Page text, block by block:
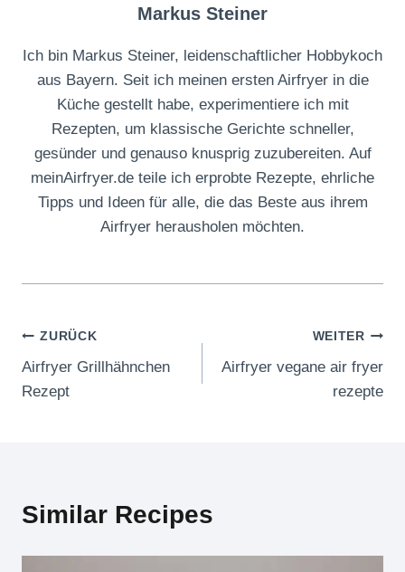
Markus Steiner
Ich bin Markus Steiner, leidenschaftlicher Hobbykoch
aus Bayern. Seit ich meinen ersten Airfryer in die
Küche gestellt habe, experimentiere ich mit
Rezepten, um klassische Gerichte schneller,
gesünder und genauso knusprig zuzubereiten. Auf
meinAirfryer.de teile ich erprobte Rezepte, ehrliche
Tipps und Ideen für alle, die das Beste aus ihrem
Airfryer herausholen möchten.
Beitragsnavigation
ZURÜCK
Airfryer Grillhähnchen
Rezept
WEITER
Airfryer vegane air fryer
rezepte
Similar Recipes